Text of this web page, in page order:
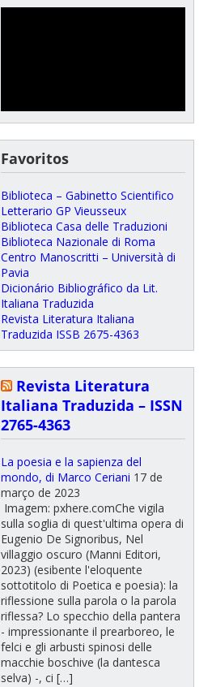
Favoritos
Biblioteca – Gabinetto Scientifico
Letterario GP Vieusseux
Biblioteca Casa delle Traduzioni
Biblioteca Nazionale di Roma
Centro Manoscritti – Università di
Pavia
Dicionário Bibliográfico da Lit.
Italiana Traduzida
Revista Literatura Italiana
Traduzida ISSB 2675-4363
Revista Literatura
Italiana Traduzida – ISSN
2765-4363
La poesia e la sapienza del
mondo, di Marco Ceriani 17 de
março de 2023
Imagem: pxhere.comChe vigila
sulla soglia di quest'ultima opera di
Eugenio De Signoribus, Nel
villaggio oscuro (Manni Editori,
2023) (esibente l'eloquente
sottotitolo di Poetica e poesia): la
riflessione sulla parola o la parola
riflessa? Lo specchio della pantera
- impressionante il prearboreo, le
felci e gli arbusti spinosi delle
macchie boschive (la dantesca
selva) -, ci […]